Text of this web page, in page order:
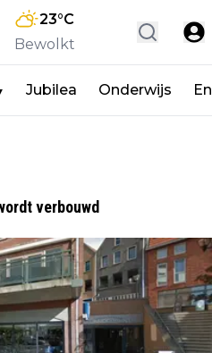
23°C
Bewolkt
Jubilea Onderwijs
verbouwd